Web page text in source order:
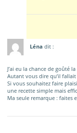
Léna dit :
J’ai eu la chance de goûté
Autant vous dire qu’il
Si vous souhaitez faire
une recette simple mais
Ma seule remarque : faites